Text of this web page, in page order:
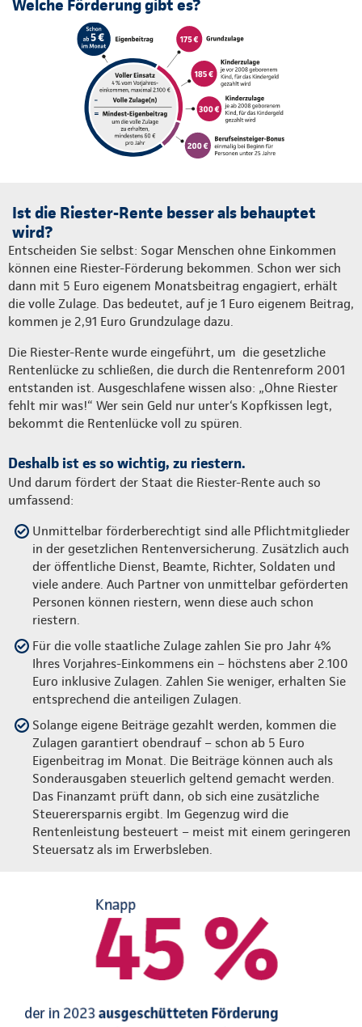
Welche Förderung gibt es?
Ist die Riester-Rente besser als behauptet
wird?
Entscheiden Sie selbst: Sogar Menschen ohne Einkommen
können eine Riester-Förderung bekommen. Schon wer sich
dann mit 5 Euro eigenem Monatsbeitrag engagiert, erhält
die volle Zulage. Das bedeutet, auf je 1 Euro eigenem Beitrag,
kommen je 2,91 Euro Grundzulage dazu.
Die Riester-Rente wurde eingeführt, um die gesetzliche
Rentenlücke zu schließen, die durch die Rentenreform 2001
entstanden ist. Ausgeschlafene wissen also: „Ohne Riester
fehlt mir was!“ Wer sein Geld nur unter‘s Kopfkissen legt,
bekommt die Rentenlücke voll zu spüren.
Deshalb ist es so wichtig, zu riestern.
Und darum fördert der Staat die Riester-Rente auch so
umfassend:
Unmittelbar förderberechtigt sind alle Pflichtmitglieder
in der gesetzlichen Rentenversicherung. Zusätzlich auch
der öffentliche Dienst, Beamte, Richter, Soldaten und
viele andere. Auch Partner von unmittelbar geförderten
Personen können riestern, wenn diese auch schon
riestern.
Für die volle staatliche Zulage zahlen Sie pro Jahr 4%
Ihres Vorjahres-Einkommens ein – höchstens aber 2.100
Euro inklusive Zulagen. Zahlen Sie weniger, erhalten Sie
entsprechend die anteiligen Zulagen.
Solange eigene Beiträge gezahlt werden, kommen die
Zulagen garantiert obendrauf – schon ab 5 Euro
Eigenbeitrag im Monat. Die Beiträge können auch als
Sonderausgaben steuerlich geltend gemacht werden.
Das Finanzamt prüft dann, ob sich eine zusätzliche
Steuerersparnis ergibt. Im Gegenzug wird die
Rentenleistung besteuert – meist mit einem geringeren
Steuersatz als im Erwerbsleben.